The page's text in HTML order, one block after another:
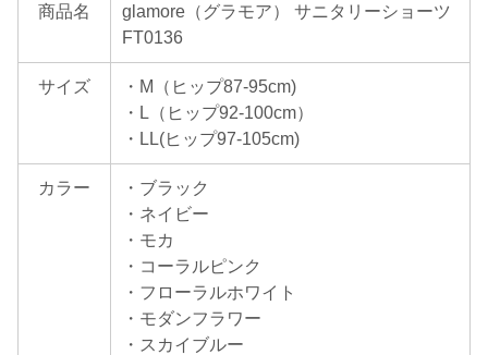
商品名
glamore（グラモア） サニタリーショーツ
FT0136
サイズ
・M（ヒップ87-95cm)
・L（ヒップ92-100cm）
・LL(ヒップ97-105cm)
カラー
・ブラック
・ネイビー
・モカ
・コーラルピンク
・フローラルホワイト
・モダンフラワー
・スカイブルー